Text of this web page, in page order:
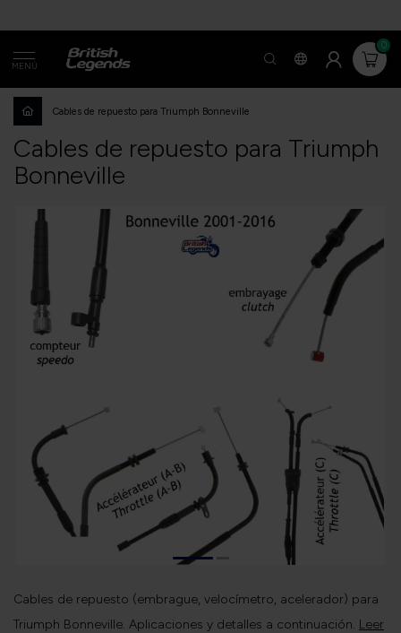
MENÚ
0
Cables de repuesto para Triumph Bonneville
Cables de repuesto para Triumph
Bonneville
Cables de repuesto (embrague, velocímetro, acelerador) para
Triumph Bonneville. Aplicaciones y detalles a continuación. Leer